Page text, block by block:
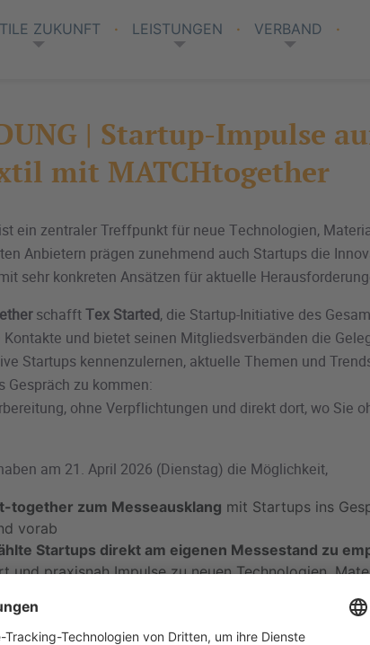
ZUKUNFT LEISTUNGEN
VERBAND
| Startup-Impulse
mit MATCHtogether
ein zentraler Treffpunkt für neue Technologien,
Anbietern prägen zunehmend auch Startups die
sehr konkreten Ansätzen für aktuelle
schafftTex Started, die Startup-Initiative des
Kontakte und bietet seinen Mitgliedsverbänden die
Startups kennenzulernen, aktuelle Themen und
Gespräch zu kommen:
ohne Verpflichtungen und direkt dort, wo Sie
am 21. April 2026 (Dienstag) die Möglichkeit,
together zum Messeausklang mit Startups ins
vorab
Startups direkt am eigenen Messestand zu
und praxisnah Impulse zu neuen Technologien,
erste Kontakte, neue Perspektiven und der